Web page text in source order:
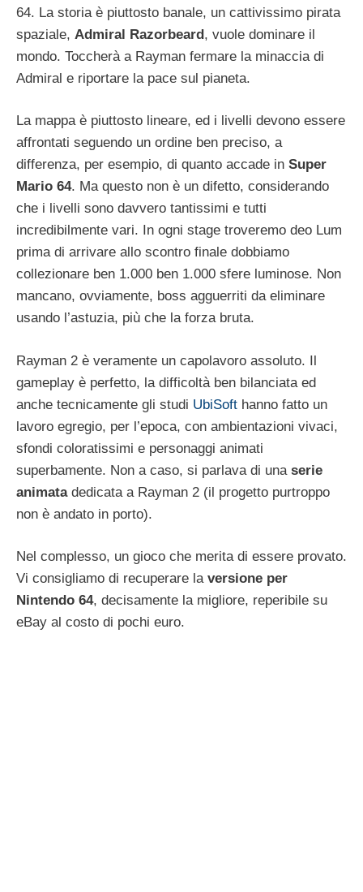
64. La storia è piuttosto banale, un cattivissimo pirata
spaziale, Admiral Razorbeard, vuole dominare il
mondo. Toccherà a Rayman fermare la minaccia di
Admiral e riportare la pace sul pianeta.
La mappa è piuttosto lineare, ed i livelli devono essere
affrontati seguendo un ordine ben preciso, a
differenza, per esempio, di quanto accade in Super
Mario 64. Ma questo non è un difetto, considerando
che i livelli sono davvero tantissimi e tutti
incredibilmente vari. In ogni stage troveremo deo Lum
prima di arrivare allo scontro finale dobbiamo
collezionare ben 1.000 ben 1.000 sfere luminose. Non
mancano, ovviamente, boss agguerriti da eliminare
usando l’astuzia, più che la forza bruta.
Rayman 2 è veramente un capolavoro assoluto. Il
gameplay è perfetto, la difficoltà ben bilanciata ed
anche tecnicamente gli studi UbiSoft hanno fatto un
lavoro egregio, per l’epoca, con ambientazioni vivaci,
sfondi coloratissimi e personaggi animati
superbamente. Non a caso, si parlava di una serie
animatadedicata a Rayman 2 (il progetto purtroppo
non è andato in porto).
Nel complesso, un gioco che merita di essere provato.
Vi consigliamo di recuperare la versione per
Nintendo 64, decisamente la migliore, reperibile su
eBay al costo di pochi euro.